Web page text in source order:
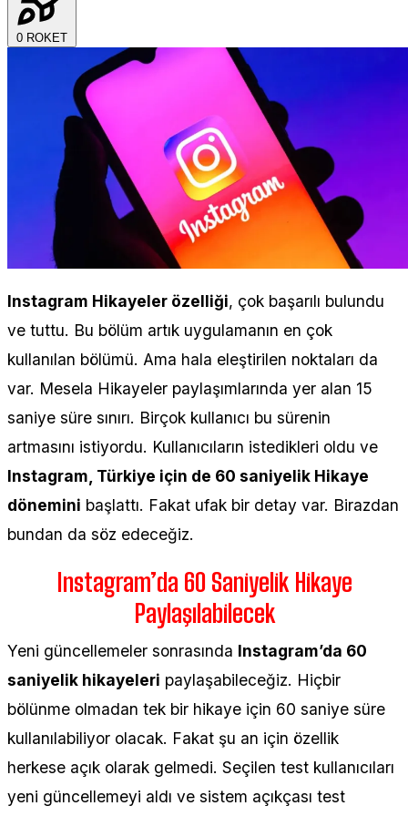
0 ROKET
Instagram Hikayeler özelliği, çok başarılı bulundu
ve tuttu. Bu bölüm artık uygulamanın en çok
kullanılan bölümü. Ama hala eleştirilen noktaları da
var. Mesela Hikayeler paylaşımlarında yer alan 15
saniye süre sınırı. Birçok kullanıcı bu sürenin
artmasını istiyordu. Kullanıcıların istedikleri oldu ve
Instagram, Türkiye için de 60 saniyelik Hikaye
dönemini başlattı. Fakat ufak bir detay var. Birazdan
bundan da söz edeceğiz.
Instagram’da 60 Saniyelik Hikaye
Paylaşılabilecek
Yeni güncellemeler sonrasında Instagram’da 60
saniyelik hikayeleri paylaşabileceğiz. Hiçbir
bölünme olmadan tek bir hikaye için 60 saniye süre
kullanılabiliyor olacak. Fakat şu an için özellik
herkese açık olarak gelmedi. Seçilen test kullanıcıları
yeni güncellemeyi aldı ve sistem açıkçası test